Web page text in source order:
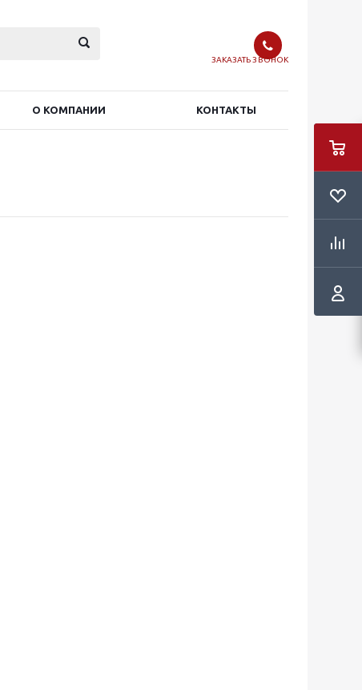
ЗАКАЗАТЬ ЗВОНОК
О КОМПАНИИ КОНТАКТЫ